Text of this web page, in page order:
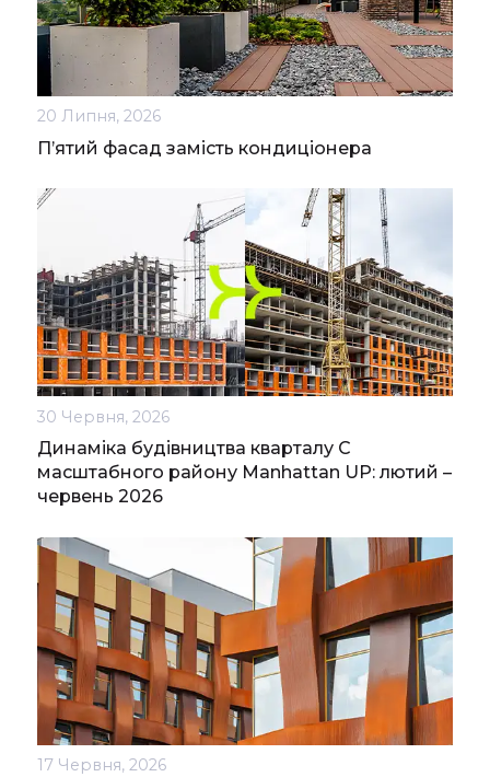
20 Липня, 2026
П’ятий фасад замість кондиціонера
30 Червня, 2026
Динаміка будівництва кварталу С
масштабного району Manhattan UP: лютий –
червень 2026
17 Червня, 2026